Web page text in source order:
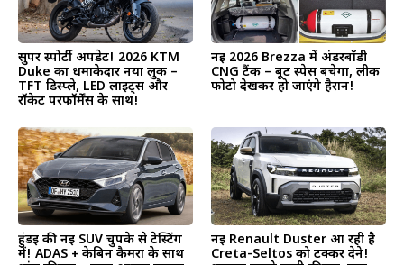
सुपर स्पोर्टी अपडेट! 2026 KTM
Duke का धमाकेदार नया लुक –
TFT डिस्प्ले, LED लाइट्स और
रॉकेट परफॉर्मेंस के साथ!
नई 2026 Brezza में अंडरबॉडी
CNG टैंक – बूट स्पेस बचेगा, लीक
फोटो देखकर हो जाएंगे हैरान!
हुंडई की नई SUV चुपके से टेस्टिंग
में! ADAS + केबिन कैमरा के साथ
नई Renault Duster आ रही है
Creta-Seltos को टक्कर देने!